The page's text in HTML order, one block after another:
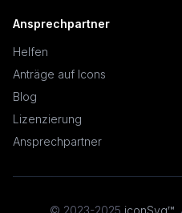
Ansprechpartner
Helfen
Anträge auf Icons
Blog
Lizenzierung
Ansprechpartner
© 2023-2025 iconSvg™,